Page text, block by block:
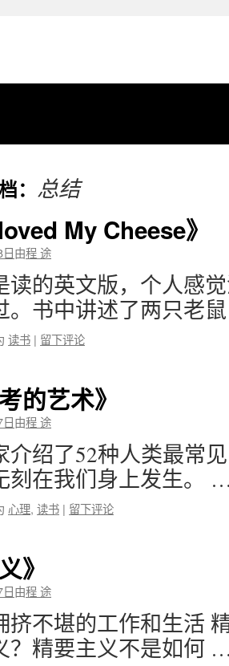
： 总结
My Cheese》
由程 途
读的英文版，个人感
。书中讲述了两只老
读书 | 留下评论
的艺术》
由程 途
介绍了52种人类最常
刻在我们身上发生。
心理, 读书 | 留下评论
》
由程 途
挤不堪的工作和生活
？精要主义不是如何